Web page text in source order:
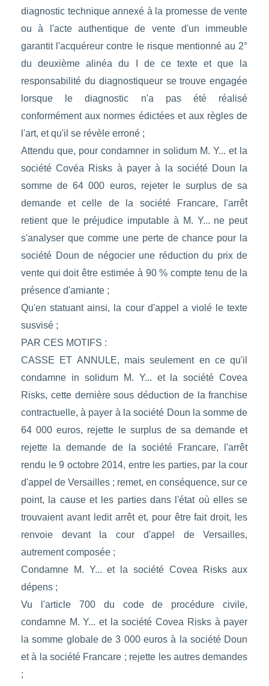
diagnostic technique annexé à la promesse de vente
ou à l'acte authentique de vente d'un immeuble
garantit l'acquéreur contre le risque mentionné au 2°
du deuxième alinéa du I de ce texte et que la
responsabilité du diagnostiqueur se trouve engagée
lorsque le diagnostic n'a pas été réalisé
conformément aux normes édictées et aux règles de
l'art, et qu'il se révèle erroné ;
Attendu que, pour condamner in solidum M. Y... et la
société Covéa Risks à payer à la société Doun la
somme de 64 000 euros, rejeter le surplus de sa
demande et celle de la société Francare, l'arrêt
retient que le préjudice imputable à M. Y... ne peut
s'analyser que comme une perte de chance pour la
société Doun de négocier une réduction du prix de
vente qui doit être estimée à 90 % compte tenu de la
présence d'amiante ;
Qu'en statuant ainsi, la cour d'appel a violé le texte
susvisé ;
PAR CES MOTIFS :
CASSE ET ANNULE, mais seulement en ce qu'il
condamne in solidum M. Y... et la société Covea
Risks, cette dernière sous déduction de la franchise
contractuelle, à payer à la société Doun la somme de
64 000 euros, rejette le surplus de sa demande et
rejette la demande de la société Francare, l'arrêt
rendu le 9 octobre 2014, entre les parties, par la cour
d'appel de Versailles ; remet, en conséquence, sur ce
point, la cause et les parties dans l'état où elles se
trouvaient avant ledit arrêt et, pour être fait droit, les
renvoie devant la cour d'appel de Versailles,
autrement composée ;
Condamne M. Y... et la société Covea Risks aux
dépens ;
Vu l'article 700 du code de procédure civile,
condamne M. Y... et la société Covea Risks à payer
la somme globale de 3 000 euros à la société Doun
et à la société Francare ; rejette les autres demandes
;